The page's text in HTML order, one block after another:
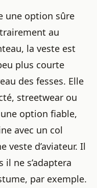
une option sûre
au
la veste est
plus courte
des fesses. Elle
streetwear ou
option fiable,
avec un col
veste d’aviateur. Il
ne s’adaptera
par exemple.